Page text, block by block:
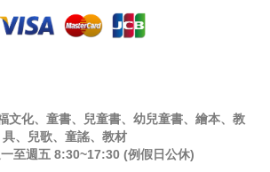
文化、童書、兒童書、幼兒童書、繪本、教
具、兒歌、童謠、教材
至週五 8:30~17:30 (例假日公休)